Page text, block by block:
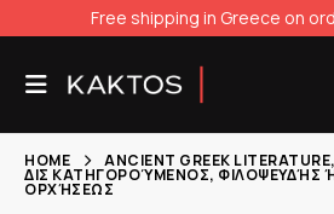
Free shipping in Greece on
HOME ANCIENT GREEK LITERATURE,
ΔΙΣ ΚΑΤΗΓΟΡΟΎΜΕΝΟΣ, ΦΙΛΟΨΕΥΔΉΣ
ΟΡΧΉΣΕΩΣ